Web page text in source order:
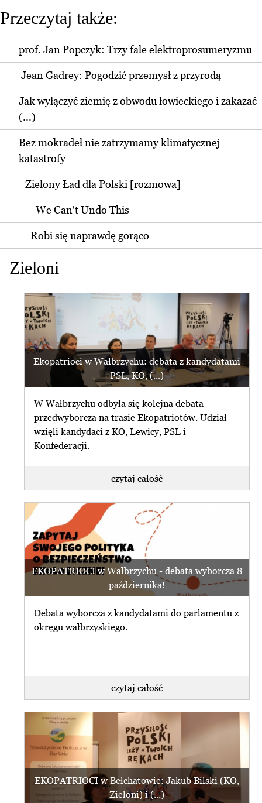
Przeczytaj także:
prof. Jan Popczyk: Trzy fale elektroprosumeryzmu
Jean Gadrey: Pogodzić przemysł z przyrodą
Jak wyłączyć ziemię z obwodu łowieckiego i zakazać
(...)
Bez mokradeł nie zatrzymamy klimatycznej
katastrofy
Zielony Ład dla Polski [rozmowa]
We Can't Undo This
Robi się naprawdę gorąco
Zieloni
Ekopatrioci w Wałbrzychu: debata z kandydatami
PSL, KO, (...)
W Wałbrzychu odbyła się kolejna debata
przedwyborcza na trasie Ekopatriotów. Udział
wzięli kandydaci z KO, Lewicy, PSL i
Konfederacji.
czytaj całość
EKOPATRIOCI w Wałbrzychu - debata wyborcza 8
października!
Debata wyborcza z kandydatami do parlamentu z
okręgu wałbrzyskiego.
czytaj całość
EKOPATRIOCI w Bełchatowie: Jakub Bilski (KO,
Zieloni) i (...)